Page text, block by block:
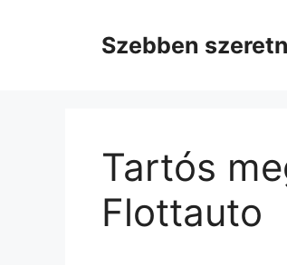
Szebben
Tartós
Flottauto